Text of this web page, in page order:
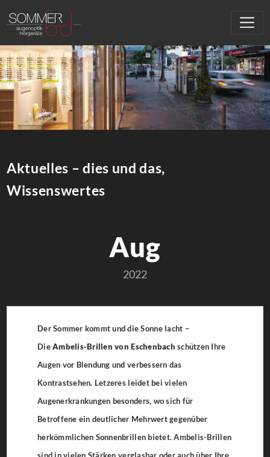
Aktuelles – dies und das,
Wissenswertes
Aug
2022
Der Sommer kommt und die Sonne lacht –
DieAmbelis-Brillen von Eschenbach schützen Ihre
Augen vor Blendung und verbessern das
Kontrastsehen. Letzeres leidet bei vielen
Augenerkrankungen besonders, wo sich für
Betroffene ein deutlicher Mehrwert gegenüber
herkömmlichen Sonnenbrillen bietet. Ambelis-Brillen